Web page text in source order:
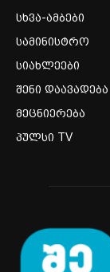
სხვა-ამბები
სამინისტრო
სიახლეები
შენი დაავადება
მეცნიერება
პულსი TV